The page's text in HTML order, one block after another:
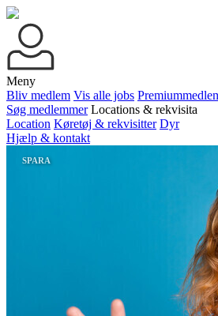
Meny
Bliv medlem Vis alle jobs
Søg medlemmer Locations & rekvisita
Location Køretøj & rekvisitter Dyr
Hjælp & kontakt
SPARA